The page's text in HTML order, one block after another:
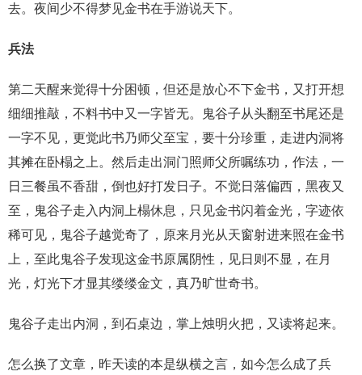
去。夜间少不得梦见金书在手游说天下。
兵法
第二天醒来觉得十分困顿，但还是放心不下金书，又打开想
细细推敲，不料书中又一字皆无。鬼谷子从头翻至书尾还是
一字不见，更觉此书乃师父至宝，要十分珍重，走进内洞将
其摊在卧榻之上。然后走出洞门照师父所嘱练功，作法，一
日三餐虽不香甜，倒也好打发日子。不觉日落偏西，黑夜又
至，鬼谷子走入内洞上榻休息，只见金书闪着金光，字迹依
稀可见，鬼谷子越觉奇了，原来月光从天窗射进来照在金书
上，至此鬼谷子发现这金书原属阴性，见日则不显，在月
光，灯光下才显其缕缕金文，真乃旷世奇书。
鬼谷子走出内洞，到石桌边，掌上烛明火把，又读将起来。
怎么换了文章，昨天读的本是纵横之言，如今怎么成了兵